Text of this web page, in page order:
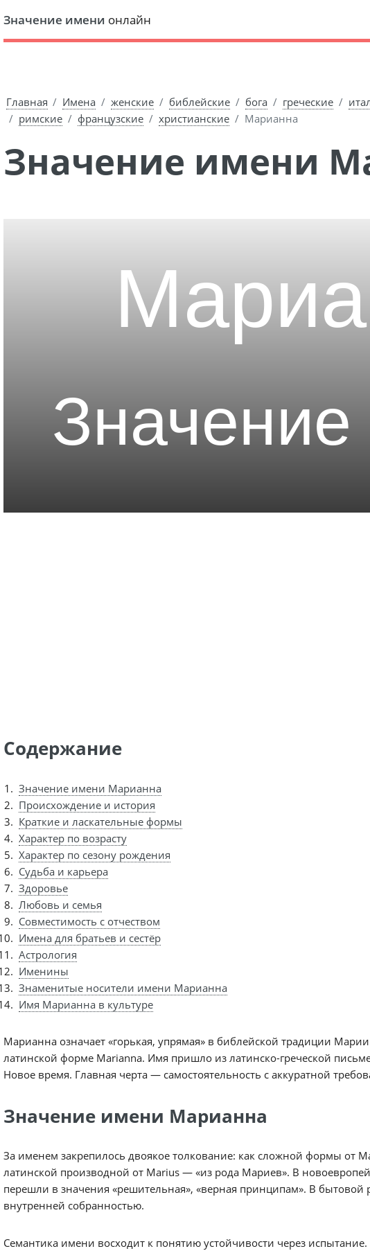
Значение имени онлайн
Главная Имена женские библейские бога греческие
римские
французские христианские Марианна
Значение имени
Содержание
Значение имени Марианна
Происхождение и история
Краткие и ласкательные формы
Характер по возрасту
Характер по сезону рождения
Судьба и карьера
Здоровье
Любовь и семья
Совместимость с отчеством
Имена для братьев и сестёр
Астрология
Именины
Знаменитые носители имени Марианна
Имя Марианна в культуре
Марианна означает «горькая, упрямая» в библейской традиции
латинской форме Marianna. Имя пришло из латинско-греческой
Новое время. Главная черта — самостоятельность с аккуратной
Значение имени Марианна
За именем закрепилось двоякое толкование: как сложной формы от
латинской производной от Marius — «из рода Мариев». В
перешли в значения «решительная», «верная принципам». В бытовой
внутренней собранностью.
Семантика имени восходит к понятию устойчивости через испытание.